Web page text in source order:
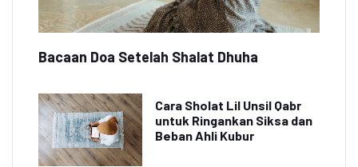
Bacaan Doa Setelah Shalat Dhuha
Cara Sholat Lil Unsil Qabr
untuk Ringankan Siksa dan
Beban Ahli Kubur